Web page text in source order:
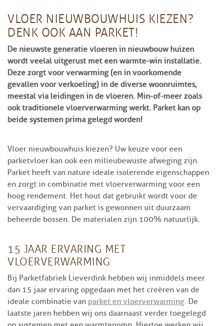
VLOER NIEUWBOUWHUIS KIEZEN?
DENK OOK AAN PARKET!
De nieuwste generatie vloeren in nieuwbouw huizen
wordt veelal uitgerust met een warmte-win installatie.
Deze zorgt voor verwarming (en in voorkomende
gevallen voor verkoeling) in de diverse woonruimtes,
meestal via leidingen in de vloeren. Min-of-meer zoals
ook traditionele vloerverwarming werkt. Parket kan op
beide systemen prima gelegd worden!
Vloer nieuwbouwhuis kiezen? Uw keuze voor een
parketvloer kan ook een milieubewuste afweging zijn.
Parket heeft van nature ideale isolerende eigenschappen
en zorgt in combinatie met vloerverwarming voor een
hoog rendement. Het hout dat gebruikt wordt voor de
vervaardiging van parket is gewonnen uit duurzaam
beheerde bossen. De materialen zijn 100% natuurlijk.
15 JAAR ERVARING MET
VLOERVERWARMING
Bij Parketfabriek Lieverdink hebben wij inmiddels meer
dan 15 jaar ervaring opgedaan met het creëren van de
ideale combinatie van parket en vloerverwarming. De
laatste jaren hebben wij ons daarnaast verder toegelegd